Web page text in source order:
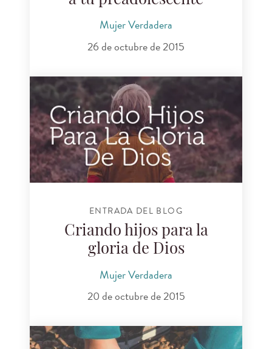
Mujer Verdadera
26 de octubre de 2015
ENTRADA DEL BLOG
Criando hijos para la
gloria de Dios
Mujer Verdadera
20 de octubre de 2015